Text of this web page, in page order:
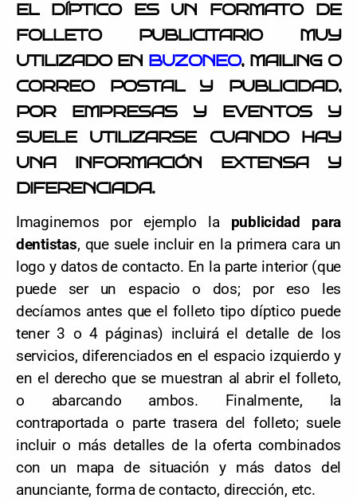
EL DÍPTICO ES UN FORMATO DE
FOLLETO PUBLICITARIO MUY
UTILIZADO EN BUZONEO, MAILING O
CORREO POSTAL Y PUBLICIDAD,
POR EMPRESAS Y EVENTOS Y
SUELE UTILIZARSE CUANDO HAY
UNA INFORMACIÓN EXTENSA Y
DIFERENCIADA.
Imaginemos por ejemplo la publicidad para
dentistas, que suele incluir en la primera cara un
logo y datos de contacto. En la parte interior (que
puede ser un espacio o dos; por eso les
decíamos antes que el folleto tipo díptico puede
tener 3 o 4 páginas) incluirá el detalle de los
servicios, diferenciados en el espacio izquierdo y
en el derecho que se muestran al abrir el folleto,
o abarcando ambos. Finalmente, la
contraportada o parte trasera del folleto; suele
incluir o más detalles de la oferta combinados
con un mapa de situación y más datos del
anunciante, forma de contacto, dirección, etc.